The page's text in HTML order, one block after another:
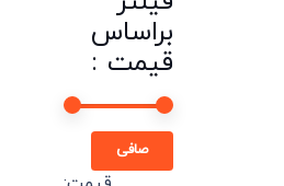
براساس
قیمت :
صافی